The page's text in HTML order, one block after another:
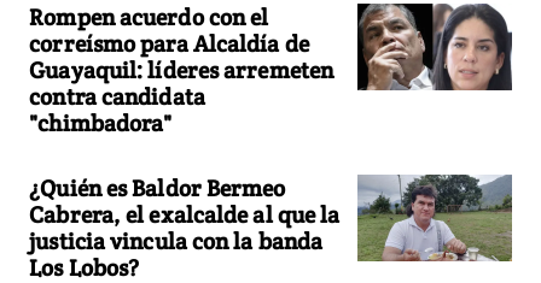
Rompen acuerdo con el
correísmo para Alcaldía de
Guayaquil: líderes arremeten
contra candidata
"chimbadora"
¿Quién es Baldor Bermeo
Cabrera, el exalcalde al que la
justicia vincula con la banda
Los Lobos?